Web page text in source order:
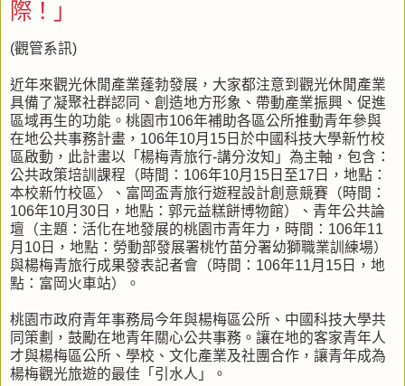
際！」
(觀管系訊)
近年來觀光休閒產業蓬勃發展，大家都注意到觀光休閒產業
具備了凝聚社群認同、創造地方形象、帶動產業振興、促進
區域再生的功能。桃園市106年補助各區公所推動青年參與
在地公共事務計畫，106年10月15日於中國科技大學新竹校
區啟動，此計畫以「楊梅青旅行-講分汝知」為主軸，包含：
公共政策培訓課程（時間：106年10月15日至17日，地點：
本校新竹校區〉、富岡盃青旅行遊程設計創意競賽（時間：
106年10月30日，地點：郭元益糕餅博物館）、青年公共論
壇（主題：活化在地發展的桃園市青年力，時間：106年11
月10日，地點：勞動部發展署桃竹苗分署幼獅職業訓練場）
與楊梅青旅行成果發表記者會（時間：106年11月15日，地
點：富岡火車站）。
桃園市政府青年事務局今年與楊梅區公所、中國科技大學共
同策劃，鼓勵在地青年關心公共事務。讓在地的客家青年人
才與楊梅區公所、學校、文化產業及社團合作，讓青年成為
楊梅觀光旅遊的最佳「引水人」。